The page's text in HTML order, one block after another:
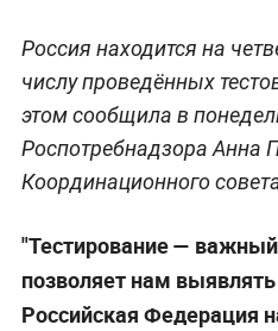
Россия находится на
числу проведённых
этом сообщила в
Роспотребнадзора Анна
Координационного
"Тестирование —
позволяет нам
Российская Федерация